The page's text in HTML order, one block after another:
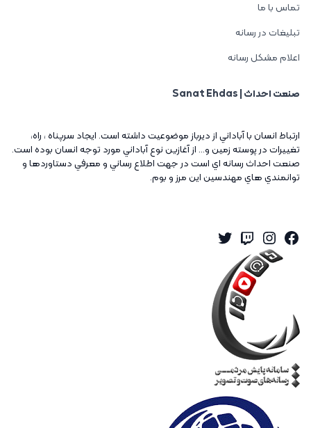
تماس با ما
تبلیغات در رسانه
اعلام مشکل رسانه
صنعت احداث | Sanat Ehdas
ارتباط انسان با آباداني از ديرباز موضوعيت داشته است. ايجاد سرپناه ، راه،
تغييرات در پوسته زمين و... از آغازين نوع آباداني مورد توجه انسان بوده است.
صنعت احداث رسانه اي است در جهت اطلاع رساني و معرفي دستاوردها و
توانمندي هاي مهندسين اين مرز و بوم.
Facebook
Instagram
Twitch
Twitter